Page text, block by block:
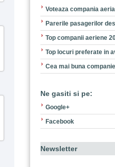
Voteaza compania
Parerile pasagerilor
Top companii aeriene
Top locuri preferate in
Cea mai buna
Ne gasiti si pe:
Google+
Facebook
Newsletter